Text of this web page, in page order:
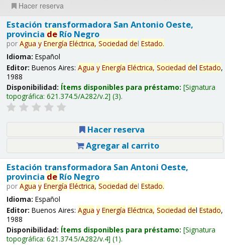
Hacer reserva
Estación transformadora San Antonio Oeste,
provincia deRío Negro
por Agua y Energía Eléctrica, Sociedad del Estado.
Idioma: Español
Editor: Buenos Aires: Agua y Energía Eléctrica, Sociedad del Estado,
1988
Disponibilidad: Ítems disponibles para préstamo: Signatura
topográfica: 621.374.5/A282/v.2 (3).
Hacer reserva
Agregar al carrito
Estación transformadora San Antoni Oeste,
provincia deRío Negro
por Agua y Energía Eléctrica, Sociedad del Estado.
Idioma: Español
Editor: Buenos Aires: Agua y Energía Eléctrica, Sociedad del Estado,
1988
Disponibilidad: Ítems disponibles para préstamo: Signatura
topográfica: 621.374.5/A282/v.4 (1).